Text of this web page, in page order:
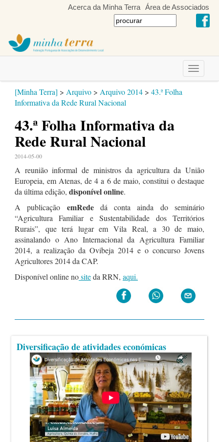
Acerca da Minha Terra Área de Associados
Toggle
[Minha Terra] > Arquivo > Arquivo 2014 > 43.ª Folha
Informativa da Rede Rural Nacional
43.ª Folha Informativa da
Rede Rural Nacional
2014-05-00
A reunião informal de ministros da agricultura da União
Europeia, em Atenas, de 4 a 6 de maio, constitui o destaque
da última edição, disponível online.
A publicação emRededá conta ainda do seminário
“Agricultura Familiar e Sustentabilidade dos Territórios
Rurais”, que terá lugar em Vila Real, a 30 de maio,
assinalando o Ano Internacional da Agricultura Familiar
2014, a realização da Ovibeja 2014 e o concurso Jovens
Agricultores 2014 da CAP.
Disponível online nositeda RRN, aqui.
Diversificação de atividades económicas